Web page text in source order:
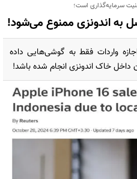
سرمایه‌گذاری است؛
واردات فقط به گوشی‌هایی داده